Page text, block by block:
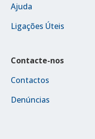
Ajuda
Ligações Úteis
Contacte-nos
Contactos
Denúncias